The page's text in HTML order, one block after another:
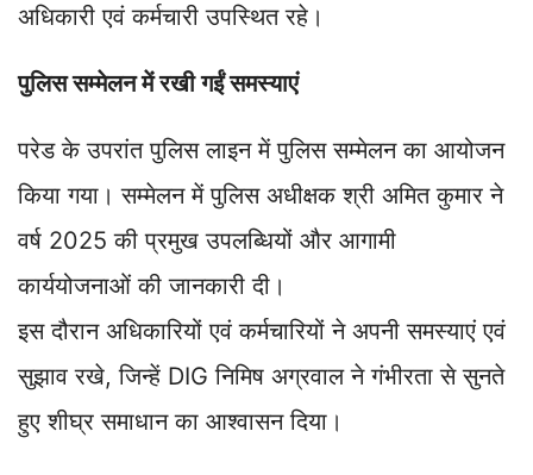
अधिकारी एवं कर्मचारी उपस्थित रहे।
पुलिस सम्मेलन में रखी गईं समस्याएं
परेड के उपरांत पुलिस लाइन में पुलिस सम्मेलन का आयोजन
किया गया। सम्मेलन में पुलिस अधीक्षक श्री अमित कुमार ने
वर्ष 2025 की प्रमुख उपलब्धियों और आगामी
कार्ययोजनाओं की जानकारी दी।
इस दौरान अधिकारियों एवं कर्मचारियों ने अपनी समस्याएं एवं
सुझाव रखे, जिन्हें DIG निमिष अग्रवाल ने गंभीरता से सुनते
हुए शीघ्र समाधान का आश्वासन दिया।